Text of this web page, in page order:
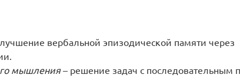
вербальной эпизодической памяти через
мышления– решение задач с последовательным